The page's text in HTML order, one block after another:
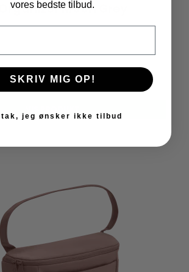
Moon Grey
vores bedste tilbud.
SKRIV MIG OP!
tak, jeg ønsker ikke tilbud